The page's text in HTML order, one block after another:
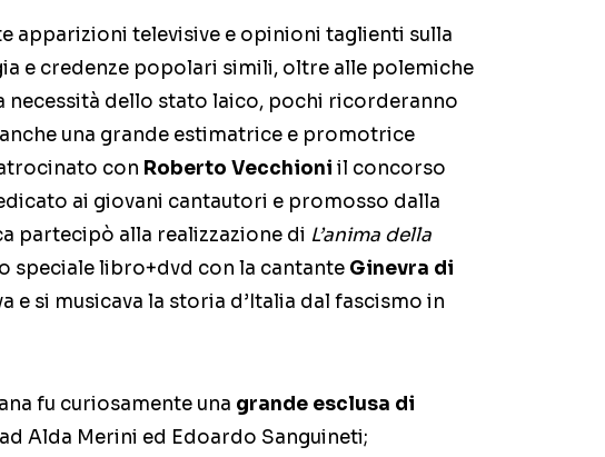
apparizioni televisive e opinioni taglienti sulla
e credenze popolari simili, oltre alle polemiche
necessità dello stato laico, pochi ricorderanno
una grande estimatrice e promotrice
con Roberto Vecchioni il concorso
ai giovani cantautori e promosso dalla
partecipò alla realizzazione di L’anima della
speciale libro+dvd con la cantante Ginevra di
e si musicava la storia d’Italia dal fascismo in
fu curiosamente una grande esclusa di
Alda Merini ed Edoardo Sanguineti;